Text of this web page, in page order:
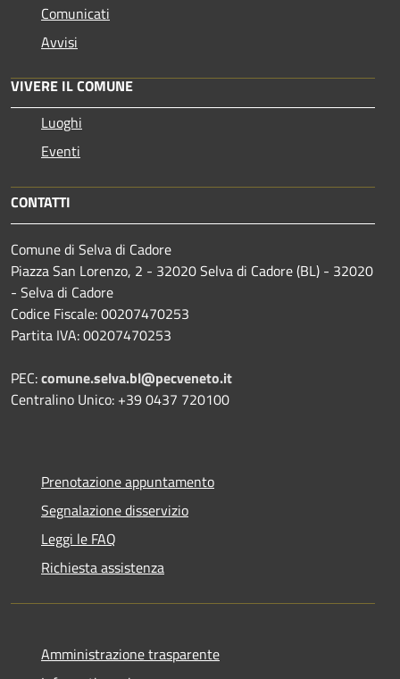
Comunicati
Avvisi
VIVERE IL COMUNE
Luoghi
Eventi
CONTATTI
Comune di Selva di Cadore
Piazza San Lorenzo, 2 - 32020 Selva di Cadore (BL) - 32020
- Selva di Cadore
Codice Fiscale: 00207470253
Partita IVA: 00207470253
PEC:comune.selva.bl@pecveneto.it
Centralino Unico: +39 0437 720100
Prenotazione appuntamento
Segnalazione disservizio
Leggi le FAQ
Richiesta assistenza
Amministrazione trasparente